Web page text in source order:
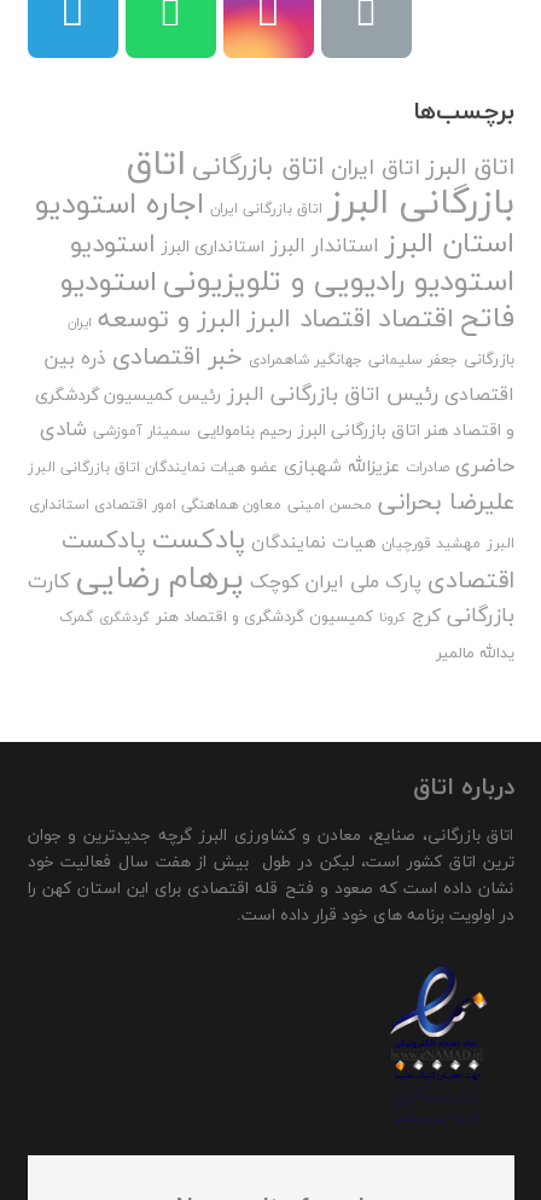
برچسب‌ها
اتاق البرزاتاق ایران اتاق بازرگانی اتاق
بازرگانی البرز اتاق بازرگانی ایران اجاره استودیو
استان البرز استاندار البرز استانداری البرز استودیو
استودیو رادیویی و تلویزیونیاستودیو
فاتح اقتصاد اقتصاد البرزالبرز و توسعه ایران
بازرگانی جعفر سلیمانی جهانگیر شاهمرادی خبر اقتصادی ذره بین
اقتصادی رئیس اتاق بازرگانی البرز رئیس کمیسیون گردشگری
و اقتصاد هنر اتاق بازرگانی البرز رحیم بنامولایی سمینار آموزشی شادی
حاضری صادرات عزیزالله شهبازی عضو هیات نمایندگان اتاق بازرگانی البرز
علیرضا بحرانی محسن امینی معاون هماهنگی امور اقتصادی استانداری
البرز مهشید قورچیان هیات نمایندگان پادکست پادکست
اقتصادی پارک ملی ایران کوچک پرهام رضایی کارت
بازرگانی کرج کرونا کمیسیون گردشگری و اقتصاد هنر گردشگری گمرک
یدالله مالمیر
درباره اتاق
اتاق بازرگانی، صنایع، معادن و کشاورزی البرز گرچه جدیدترین و جوان
ترین اتاق کشور است، لیکن در طول بیش از هفت سال فعالیت خود
نشان داده است که صعود و فتح قله اقتصادی برای این استان کهن را
در اولویت برنامه های خود قرار داده است.